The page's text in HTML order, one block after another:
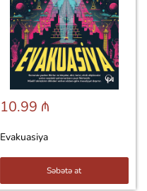
10.99 ₼
Evakuasiya
Səbətə at